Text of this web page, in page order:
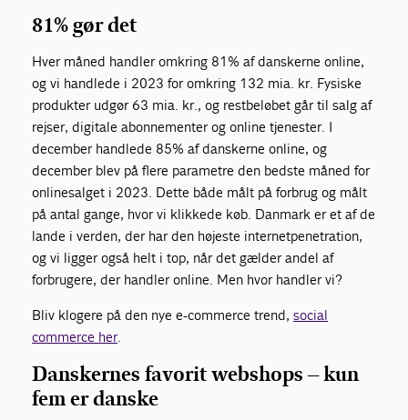
81% gør det
Hver måned handler omkring 81% af danskerne online,
og vi handlede i 2023 for omkring 132 mia. kr. Fysiske
produkter udgør 63 mia. kr., og restbeløbet går til salg af
rejser, digitale abonnementer og online tjenester. I
december handlede 85% af danskerne online, og
december blev på flere parametre den bedste måned for
onlinesalget i 2023. Dette både målt på forbrug og målt
på antal gange, hvor vi klikkede køb. Danmark er et af de
lande i verden, der har den højeste internetpenetration,
og vi ligger også helt i top, når det gælder andel af
forbrugere, der handler online. Men hvor handler vi?
Bliv klogere på den nye e-commerce trend,social
commerce her.
Danskernes favorit webshops – kun
fem er danske